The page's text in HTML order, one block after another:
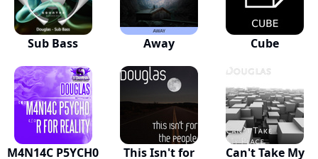
Sub Bass Away Cube
M4N14C P5YCH0
This Isn't for
Can't Take My